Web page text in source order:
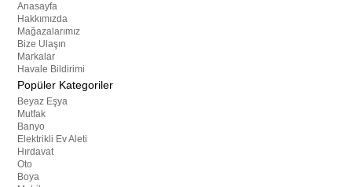
Anasayfa
Hakkımızda
Mağazalarımız
Bize Ulaşın
Markalar
Havale Bildirimi
Popüler Kategoriler
Beyaz Eşya
Mutfak
Banyo
Elektrikli Ev Aleti
Hırdavat
Oto
Boya